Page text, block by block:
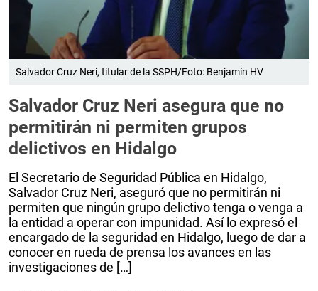
Salvador Cruz Neri, titular de la SSPH/Foto: Benjamín HV
Salvador Cruz Neri asegura que no
permitirán ni permiten grupos
delictivos en Hidalgo
El Secretario de Seguridad Pública en Hidalgo,
Salvador Cruz Neri, aseguró que no permitirán ni
permiten que ningún grupo delictivo tenga o venga a
la entidad a operar con impunidad. Así lo expresó el
encargado de la seguridad en Hidalgo, luego de dar a
conocer en rueda de prensa los avances en las
investigaciones de […]